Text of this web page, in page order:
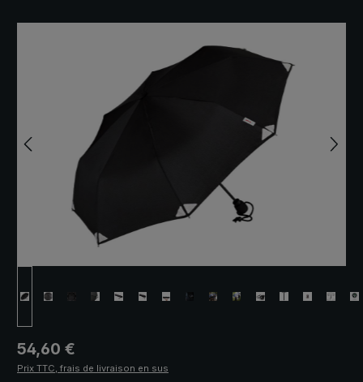
Prix régulier :
54,60 €
Prix TTC, frais de livraison en sus